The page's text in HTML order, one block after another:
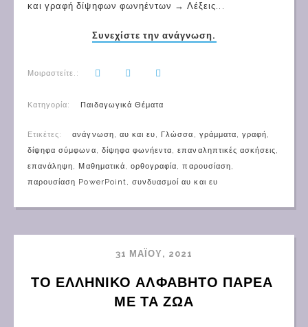
και γραφή δίψηφων φωνηέντων → Λέξεις...
Συνεχίστε την ανάγνωση.
Μοιραστείτε.:
Κατηγορία: Παιδαγωγικά Θέματα
Ετικέτες: ανάγνωση, αυ και ευ, Γλώσσα , γράμματα,γραφή,
δίψηφα σύμφωνα, δίψηφα φωνήεντα,επαναληπτικές ασκήσεις,
επανάληψη, Μαθηματικά, ορθογραφία,παρουσίαση,
παρουσίαση PowerPoint, συνδυασμοί αυ και ευ
31 ΜΑΪ́ΟΥ, 2021
ΤΟ ΕΛΛΗΝΙΚΟ ΑΛΦΑΒΗΤΟ ΠΑΡΕΑ
ΜΕ ΤΑ ΖΩΑ